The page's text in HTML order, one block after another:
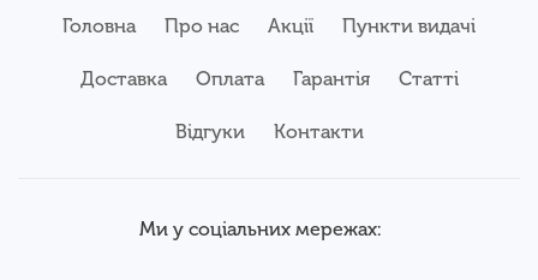
Головна Про нас Акції Пункти видачі
Доставка Оплата Гарантія Статті
Відгуки Контакти
Ми у соціальних мережах: